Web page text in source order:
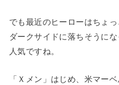
でも最近のヒーローはちょ
ダークサイドに落ちそうに
人気ですね。
「Ｘメン」はじめ、米マー